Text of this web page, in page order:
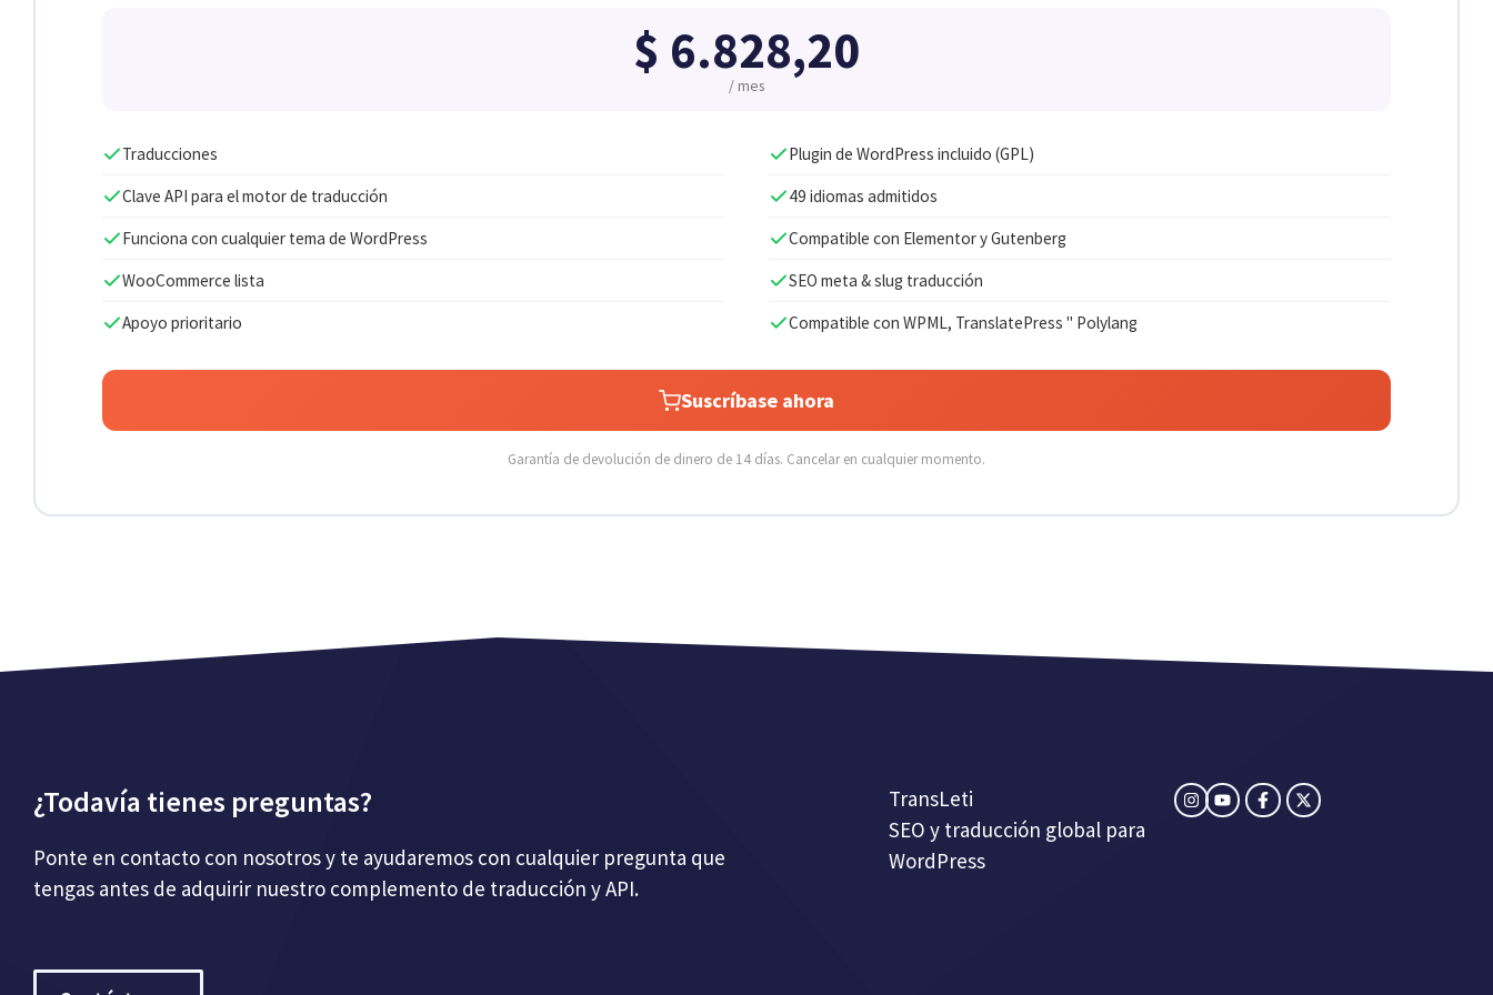
$ 6.828,20
/ mes
Traducciones
Plugin de WordPress incluido (GPL)
Clave API para el motor de traducción
49 idiomas admitidos
Funciona con cualquier tema de WordPress
Compatible con Elementor y Gutenberg
WooCommerce lista
SEO meta & slug traducción
Apoyo prioritario
Compatible con WPML, TranslatePress " Polylang
Suscríbase ahora
Garantía de devolución de dinero de 14 días. Cancelar en cualquier momento.
¿Todavía tienes preguntas?
Ponte en contacto con nosotros y te ayudaremos con cualquier pregunta que
tengas antes de adquirir nuestro complemento de traducción y API.
TransLeti
SEO y traducción global para
WordPress